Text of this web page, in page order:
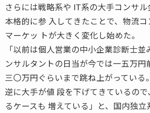
さらには戦略系や IT系の大手コンサ
本格的に参 入してきたことで、物流
マーケッ トが大きく変化し始めた。
「以前は個人営業の中小企業診断士並
ンサルタントの日当が今では一五万円
三〇万円ぐらいまで跳ね上がっている。
逆に大手が値 段を下げてきているの
るケースも 増えている」と、国内独